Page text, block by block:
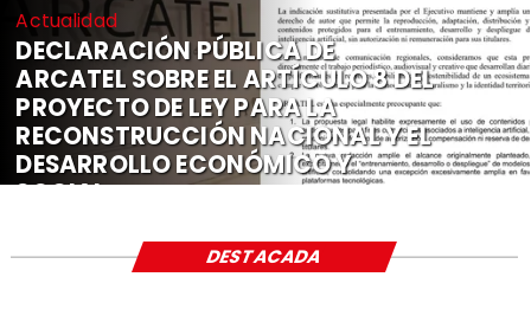
Actualidad
DECLARACIÓN PÚBLICA DE
ARCATEL SOBRE EL ARTÍCULO 8 DEL
PROYECTO DE LEY PARA LA
RECONSTRUCCIÓN NACIONAL Y EL
DESARROLLO ECONÓMICO Y
SOCIAL
DESTACADA